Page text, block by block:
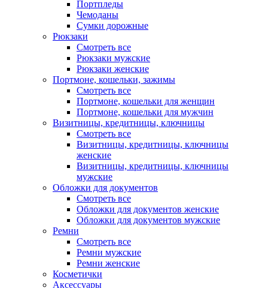
Портпледы
Чемоданы
Сумки дорожные
Рюкзаки
Смотреть все
Рюкзаки мужские
Рюкзаки женские
Портмоне, кошельки, зажимы
Смотреть все
Портмоне, кошельки для женщин
Портмоне, кошельки для мужчин
Визитницы, кредитницы, ключницы
Смотреть все
Визитницы, кредитницы, ключницы
женские
Визитницы, кредитницы, ключницы
мужские
Обложки для документов
Смотреть все
Обложки для документов женские
Обложки для документов мужские
Ремни
Смотреть все
Ремни мужские
Ремни женские
Косметички
Аксессуары